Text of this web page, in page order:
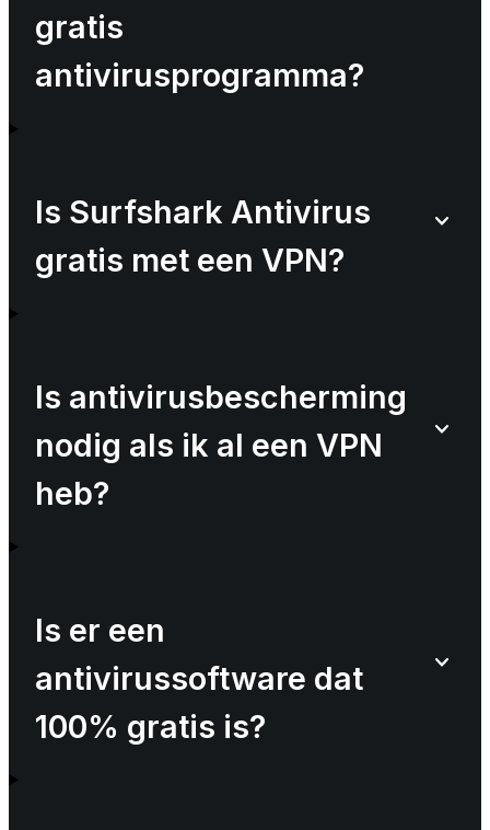
gratis
antivirusprogramma?
Is Surfshark Antivirus
gratis met een VPN?
Is antivirusbescherming
nodig als ik al een VPN
heb?
Is er een
antivirussoftware dat
100% gratis is?